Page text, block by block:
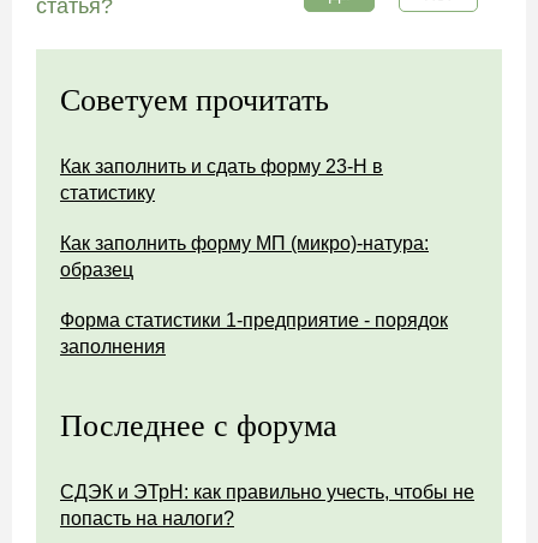
статья?
Советуем прочитать
Как заполнить и сдать форму 23-Н в
статистику
Как заполнить форму МП (микро)-натура:
образец
Форма статистики 1-предприятие - порядок
заполнения
Последнее с форума
СДЭК и ЭТрН: как правильно учесть, чтобы не
попасть на налоги?